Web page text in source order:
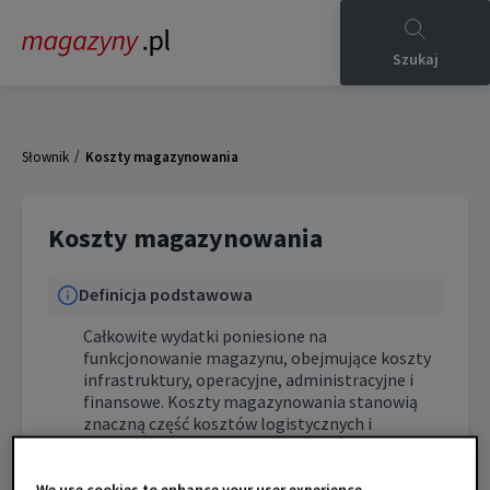
Szukaj
Słownik / Koszty magazynowania
Koszty magazynowania
Definicja podstawowa
Całkowite wydatki poniesione na
funkcjonowanie magazynu, obejmujące koszty
infrastruktury, operacyjne, administracyjne i
finansowe. Koszty magazynowania stanowią
znaczną część kosztów logistycznych i
wymagają systematycznej optymalizacji.